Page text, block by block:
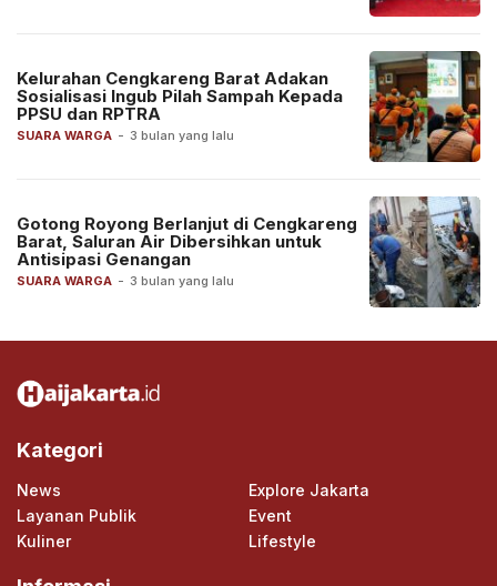
SUARA WARGA - 3 bulan yang lalu
Kelurahan Cengkareng Barat Adakan
Sosialisasi Ingub Pilah Sampah Kepada
PPSU dan RPTRA
SUARA WARGA - 3 bulan yang lalu
Gotong Royong Berlanjut di Cengkareng
Barat, Saluran Air Dibersihkan untuk
Antisipasi Genangan
Kategori
News
Explore Jakarta
Layanan Publik
Event
Kuliner
Lifestyle